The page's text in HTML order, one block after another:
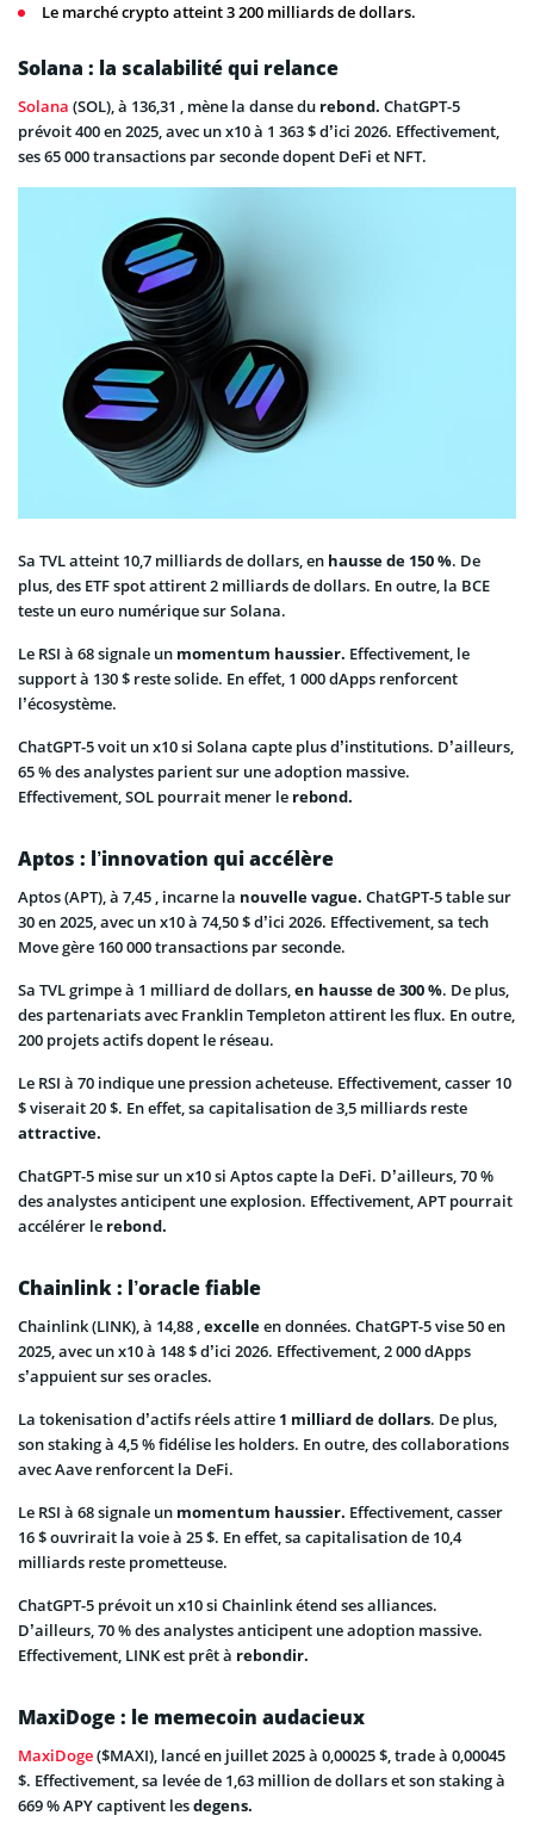
Le marché crypto atteint 3 200 milliards de dollars.
Solana : la scalabilité qui relance
Solana (SOL), à 136,31 , mène la danse du rebond. ChatGPT-5
prévoit 400 en 2025, avec un x10 à 1 363 $ d’ici 2026. Effectivement,
ses 65 000 transactions par seconde dopent DeFi et NFT.
Sa TVL atteint 10,7 milliards de dollars, en haussede 150 %. De
plus, des ETF spot attirent 2 milliards de dollars. En outre, la BCE
teste un euro numérique sur Solana.
Le RSI à 68 signale un momentum haussier. Effectivement, le
support à 130 $ reste solide. En effet, 1 000 dApps renforcent
l’écosystème.
ChatGPT-5 voit un x10 si Solana capte plus d’institutions. D’ailleurs,
65 % des analystes parient sur une adoption massive.
Effectivement, SOL pourrait mener le rebond.
Aptos : l’innovation qui accélère
Aptos (APT), à 7,45 , incarne la nouvelle vague. ChatGPT-5 table sur
30 en 2025, avec un x10 à 74,50 $ d’ici 2026. Effectivement, sa tech
Move gère 160 000 transactions par seconde.
Sa TVL grimpe à 1 milliard de dollars,en hausse de 300 %. De plus,
des partenariats avec Franklin Templeton attirent les flux. En outre,
200 projets actifs dopent le réseau.
Le RSI à 70 indique une pression acheteuse. Effectivement, casser 10
$ viserait 20 $. En effet, sa capitalisation de 3,5 milliards reste
attractive.
ChatGPT-5 mise sur un x10 si Aptos capte la DeFi. D’ailleurs, 70 %
des analystes anticipent une explosion. Effectivement, APT pourrait
accélérer le rebond.
Chainlink : l’oracle fiable
Chainlink (LINK), à 14,88 ,excelleen données. ChatGPT-5 vise 50 en
2025, avec un x10 à 148 $ d’ici 2026. Effectivement, 2 000 dApps
s’appuient sur ses oracles.
La tokenisation d’actifs réels attire 1 milliard de dollars. De plus,
son staking à 4,5 % fidélise les holders. En outre, des collaborations
avec Aave renforcent la DeFi.
Le RSI à 68 signale un momentum haussier. Effectivement, casser
16 $ ouvrirait la voie à 25 $. En effet, sa capitalisation de 10,4
milliards reste prometteuse.
ChatGPT-5 prévoit un x10 si Chainlink étend ses alliances.
D’ailleurs, 70 % des analystes anticipent une adoption massive.
Effectivement, LINK est prêt à rebondir.
MaxiDoge : le memecoin audacieux
MaxiDoge($MAXI), lancé en juillet 2025 à 0,00025 $, trade à 0,00045
$. Effectivement, sa levée de 1,63 million de dollars et son staking à
669 % APY captivent lesdegens.